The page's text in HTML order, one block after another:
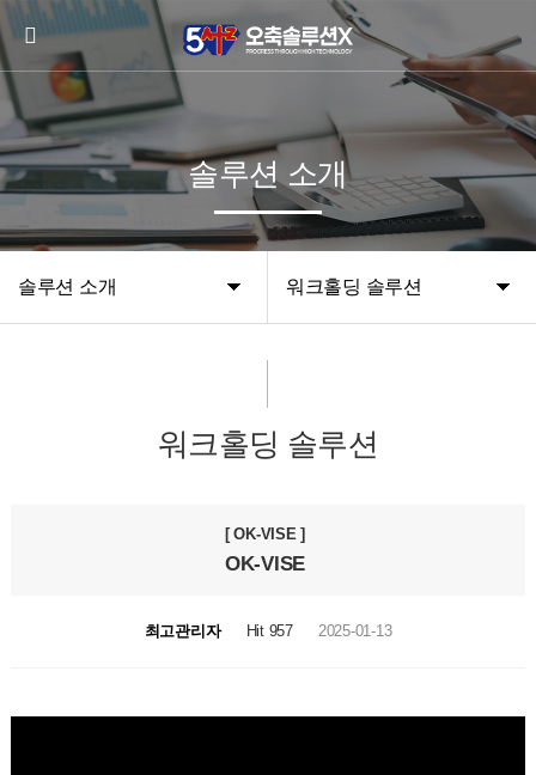
솔루션 소개 워크홀딩 솔루션
솔루션 소개
워크홀딩 솔루션
[ OK-VISE ]
OK-VISE
최고관리자 Hit 957 2025-01-13